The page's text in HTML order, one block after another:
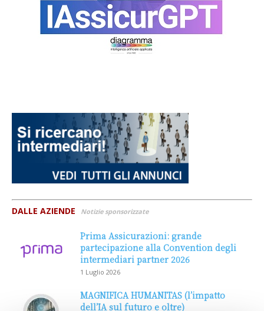
DALLE AZIENDE Notizie sponsorizzate
Prima Assicurazioni: grande
partecipazione alla Convention degli
intermediari partner 2026
1 Luglio 2026
MAGNIFICA HUMANITAS (l’impatto
dell’IA sul futuro e oltre)